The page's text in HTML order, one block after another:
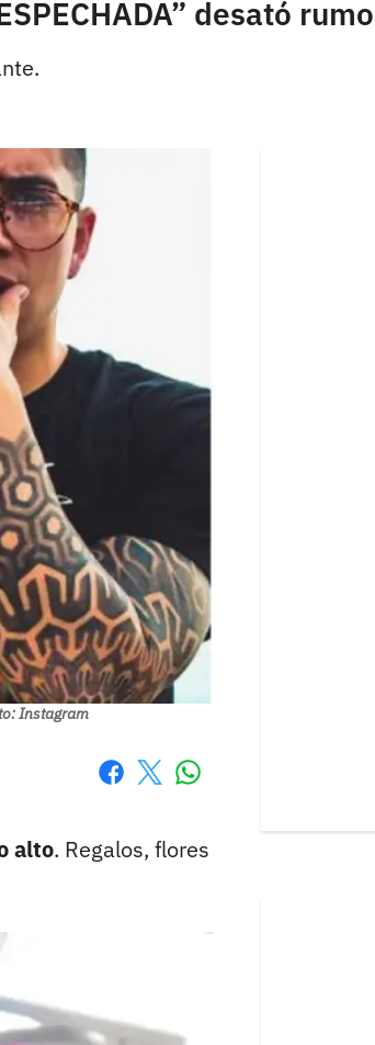
desató
Instagram
alto. Regalos, flores